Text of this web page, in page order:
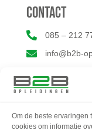
Om de beste
cookies om informatie
Contact
 085 – 212
 info@b2b-